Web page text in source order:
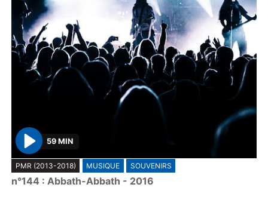
P
l
a
59 MIN
PMR (2013-2018) MUSIQUE SOUVENIRS
n°144 : Abbath-Abbath - 2016